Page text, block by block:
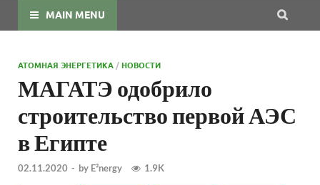
MAIN MENU
АТОМНАЯ ЭНЕРГЕТИКА /НОВОСТИ
МАГАТЭ одобрило
строительство первой АЭС
в Египте
02.11.2020 - by E²nergy 1.9K